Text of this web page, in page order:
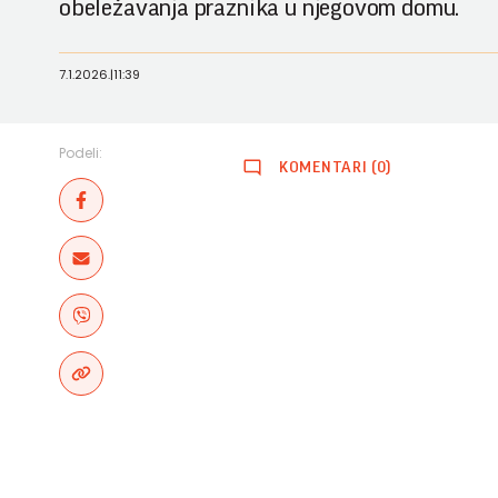
obeležavanja praznika u njegovom domu.
7.1.2026.|11:39
Podeli:
KOMENTARI (0)